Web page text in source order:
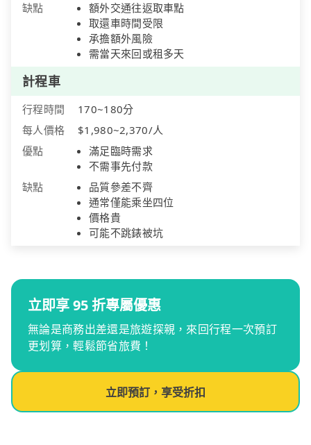
缺點
額外交通往返取車點
取還車時間受限
承擔額外風險
需當天來回或租多天
計程車
行程時間
170~180分
每人價格
$1,980~2,370/人
優點
滿足臨時需求
不需事先付款
缺點
品質參差不齊
通常僅能乘坐四位
價格貴
可能不跳錶被坑
立即享 95 折專屬優惠
無論是商務出差還是旅遊探親，來回行程一次預訂
更划算，輕鬆節省旅費！
立即預訂，享受折扣